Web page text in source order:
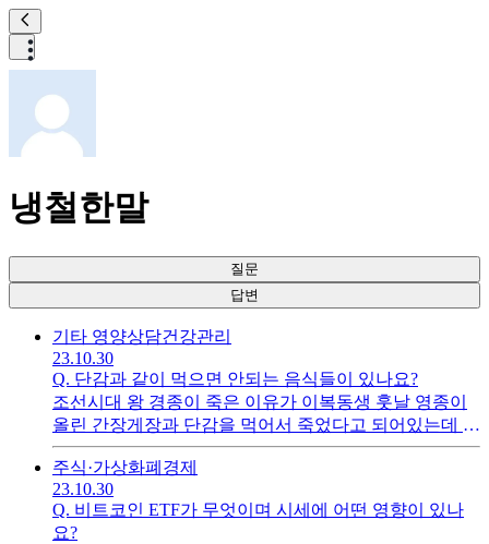
냉철한말
질문
답변
기타 영양상담건강관리
23.10.30
Q. 단감과 같이 먹으면 안되는 음식들이 있나요?
조선시대 왕 경종이 죽은 이유가 이복동생 훗날 영종이
올린 간장게장과 단감을 먹어서 죽었다고 되어있는데 정
말 두가지를 같이 먹으면 위험한가요? 그리고 단감과 같
이 먹으면 안되는 음식들이 또 있나요?
주식·가상화폐 경제
23.10.30
Q. 비트코인 ETF가 무엇이며 시세에 어떤 영향이 있나
요?